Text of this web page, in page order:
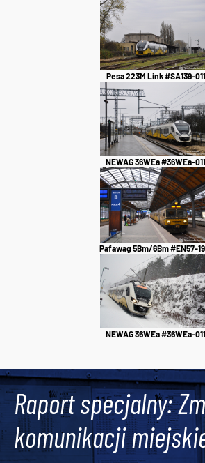
Pesa 223M Link #SA139-011
NEWAG 36WEa #36WEa-011
Pafawag 5Bm/6Bm #EN57-
NEWAG 36WEa #36WEa-011
Raport specjalny:
komunikacji